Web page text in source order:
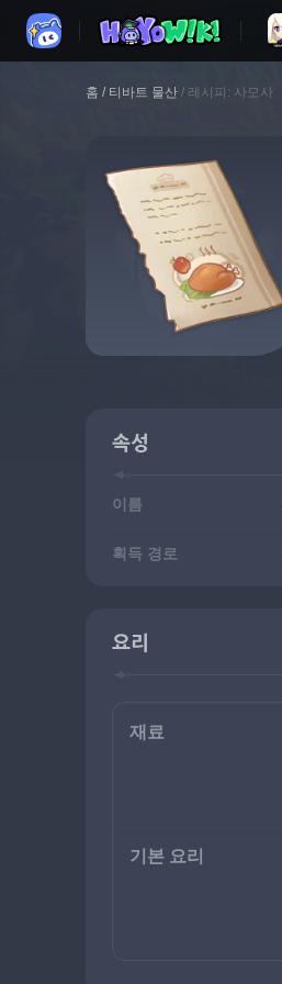
홈 / 티바트 물산 / 레시피: 사모사
속성
이름
획득 경로
요리
재료
기본 요리